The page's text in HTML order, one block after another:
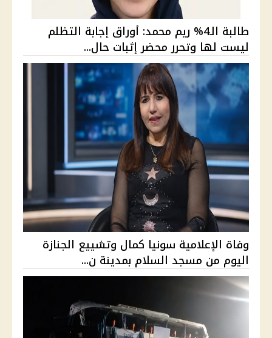
طالبة الـ4% ريم محمد: أوراق إجابة التظلم
ليست لها وتحرر محضر إثبات حال...
وفاة الإعلامية سونيا كمال وتشييع الجنازة
اليوم من مسجد السلام بمدينة ن...